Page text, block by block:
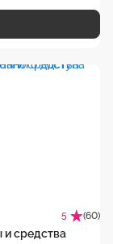
5 (60)
и средства